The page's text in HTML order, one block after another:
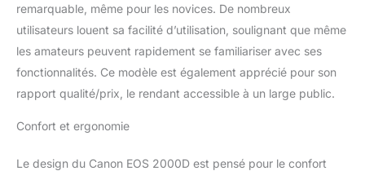
remarquable, même pour les novices. De nombreux
utilisateurs louent sa facilité d’utilisation, soulignant que même
les amateurs peuvent rapidement se familiariser avec ses
fonctionnalités. Ce modèle est également apprécié pour son
rapport qualité/prix, le rendant accessible à un large public.
Confort et ergonomie
Le design du Canon EOS 2000D est pensé pour le confort